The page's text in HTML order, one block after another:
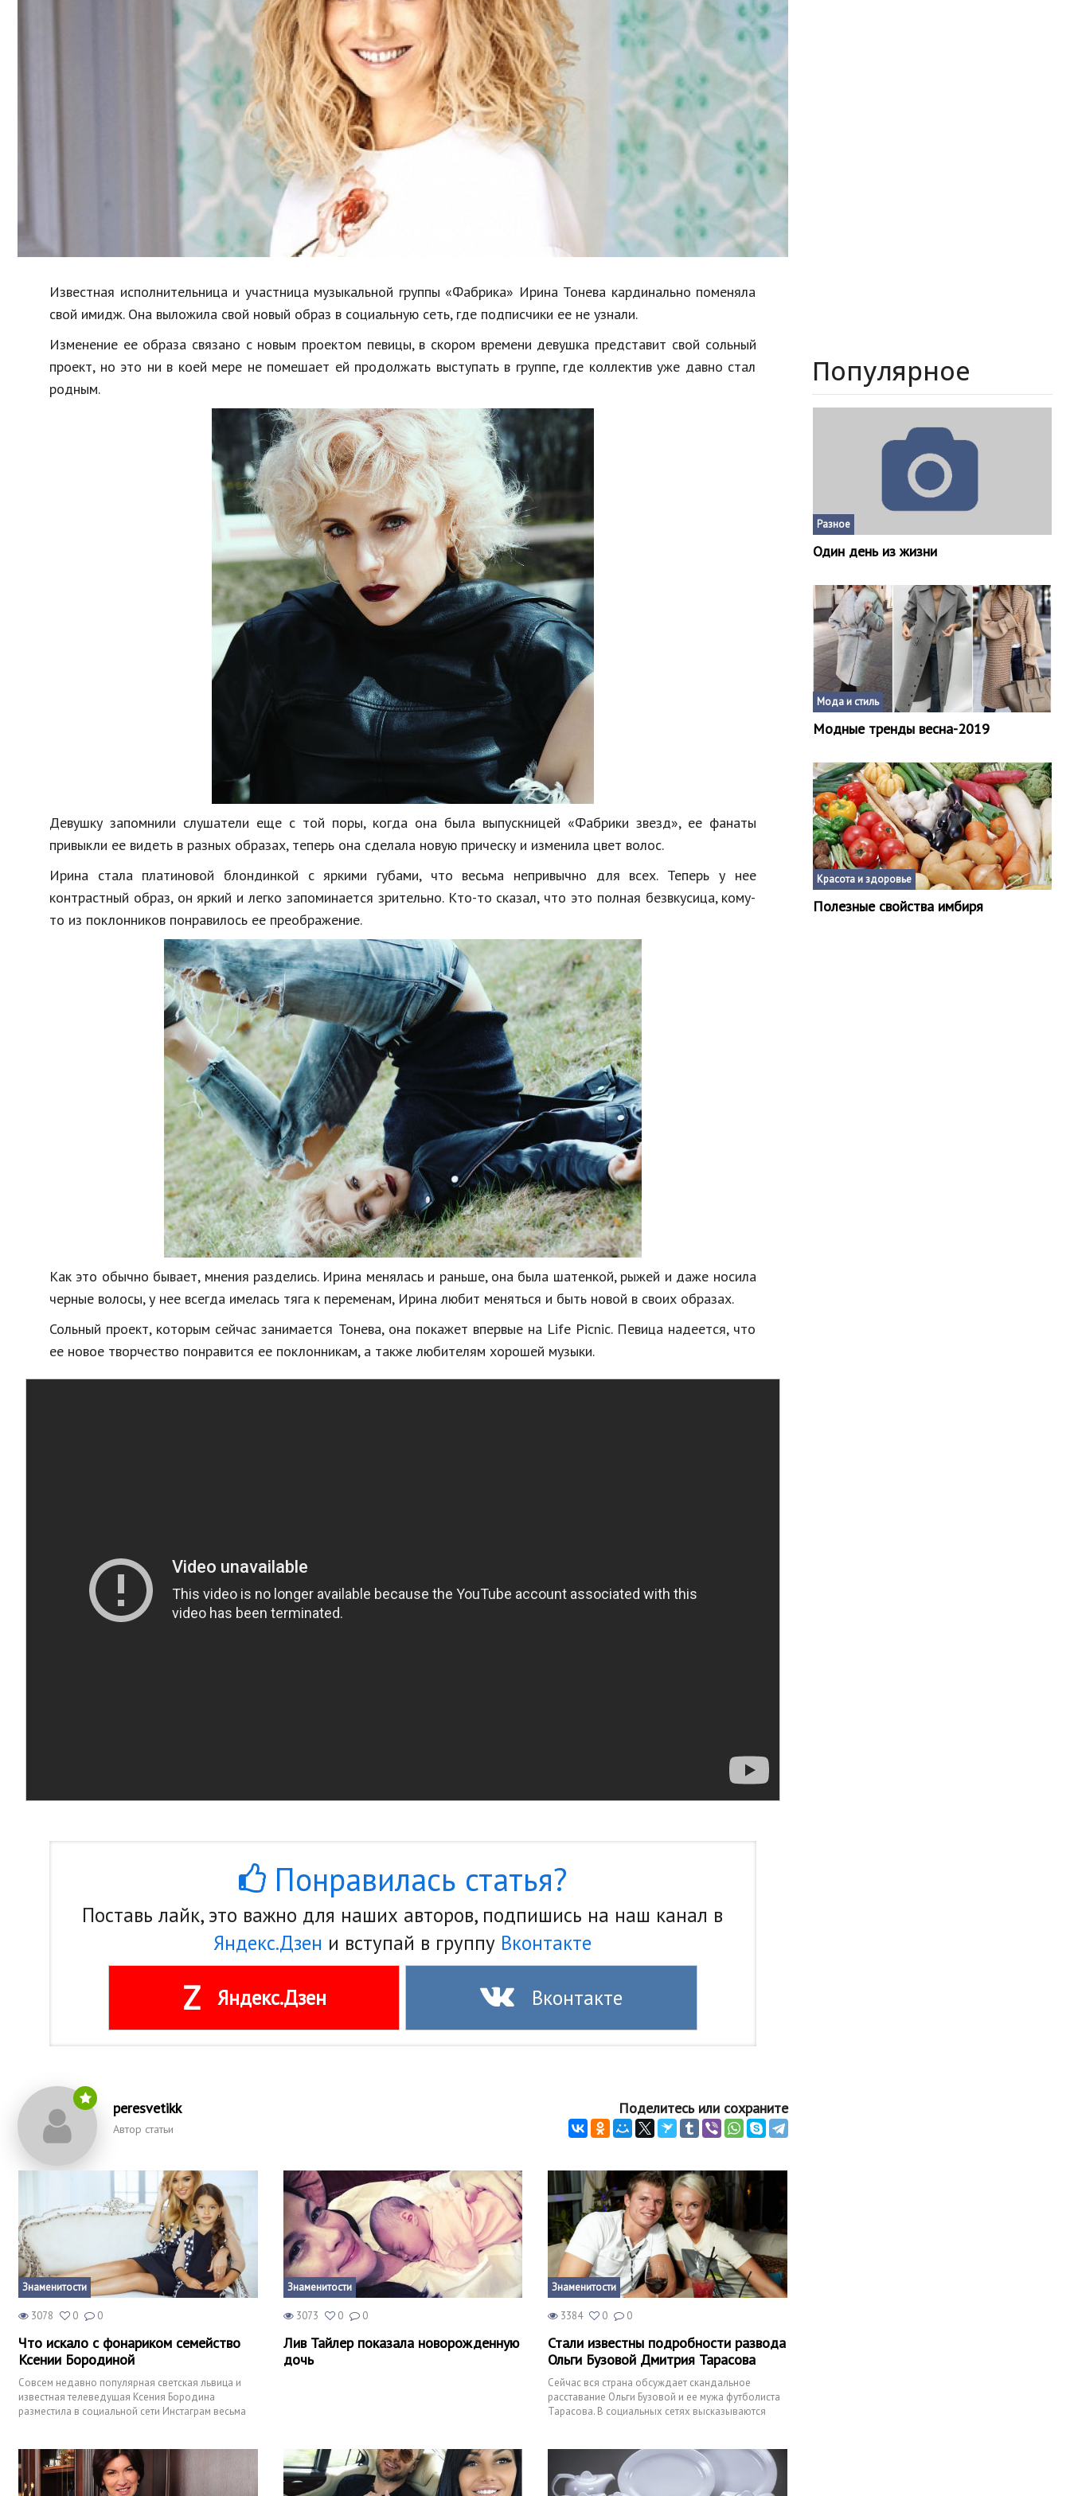
Недвижимость
Спорт и фитнес
Психология и отношения
Творчество и рукоделие
Разное
Животные
Мода и стиль
Бизнес
Хобби и развлечения
Финансы
Юриспруденция
Природа
Образование
Наука и технологии
Известная исполнительница и участница музыкальной группы «Фабрика» Ирина Тонева кардинально поменяла
свой имидж. Она выложила свой новый образ в социальную сеть, где подписчики ее не узнали.
Изменение ее образа связано с новым проектом певицы, в скором времени девушка представит свой сольный
проект, но это ни в коей мере не помешает ей продолжать выступать в группе, где коллектив уже давно стал
родным.
Девушку запомнили слушатели еще с той поры, когда она была выпускницей «Фабрики звезд», ее фанаты
привыкли ее видеть в разных образах, теперь она сделала новую прическу и изменила цвет волос.
Ирина стала платиновой блондинкой с яркими губами, что весьма непривычно для всех. Теперь у нее
контрастный образ, он яркий и легко запоминается зрительно. Кто-то сказал, что это полная безвкусица, кому-
то из поклонников понравилось ее преображение.
Как это обычно бывает, мнения разделись. Ирина менялась и раньше, она была шатенкой, рыжей и даже носила
черные волосы, у нее всегда имелась тяга к переменам, Ирина любит меняться и быть новой в своих образах.
Сольный проект, которым сейчас занимается Тонева, она покажет впервые на Life Picnic. Певица надеется, что
ее новое творчество понравится ее поклонникам, а также любителям хорошей музыки.
Понравилась статья?
Поставь лайк, это важно для наших авторов, подпишись на наш канал в
Яндекс.Дзен и вступай в группу Вконтакте
Z Яндекс.Дзен Вконтакте
peresvetikk
Автор статьи
Поделитесь или сохраните
Знаменитости
3078 0 0
Что искало с фонариком семейство
Ксении Бородиной
Совсем недавно популярная светская львица и
известная телеведущая Ксения Бородина
разместила в социальной сети Инстаграм весьма
Знаменитости
3073 0 0
Лив Тайлер показала новорожденную
дочь
Знаменитости
3384 0 0
Стали известны подробности развода
Ольги Бузовой Дмитрия Тарасова
Сейчас вся страна обсуждает скандальное
расставание Ольги Бузовой и ее мужа футболиста
Тарасова. В социальных сетях высказываются
Популярное
Разное
Один день из жизни
Мода и стиль
Модные тренды весна-2019
Красота и здоровье
Полезные свойства имбиря